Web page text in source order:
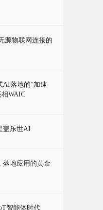
源物联网连接的
AI落地的“加速
相WAIC
盖乐世AI
落地应用的黄金
智能体时代